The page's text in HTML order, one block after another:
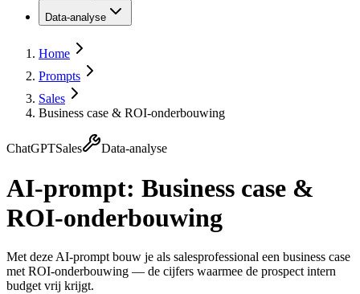
Data-analyse
Home
Prompts
Sales
Business case & ROI-onderbouwing
ChatGPTSales Data-analyse
AI-prompt: Business case &
ROI-onderbouwing
Met deze AI-prompt bouw je als salesprofessional een business case
met ROI-onderbouwing — de cijfers waarmee de prospect intern
budget vrij krijgt.